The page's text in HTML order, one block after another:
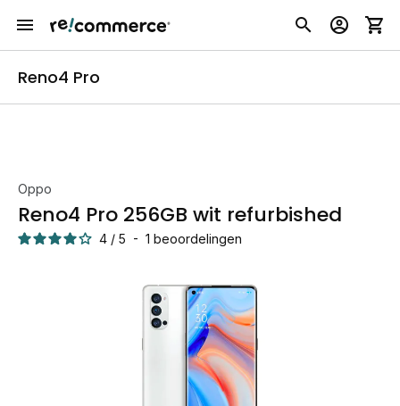
Reno4 Pro
Oppo
Reno4 Pro 256GB wit refurbished
4 / 5 - 1 beoordelingen